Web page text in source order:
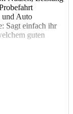
und Auto
Sagt einfach ihr
guten